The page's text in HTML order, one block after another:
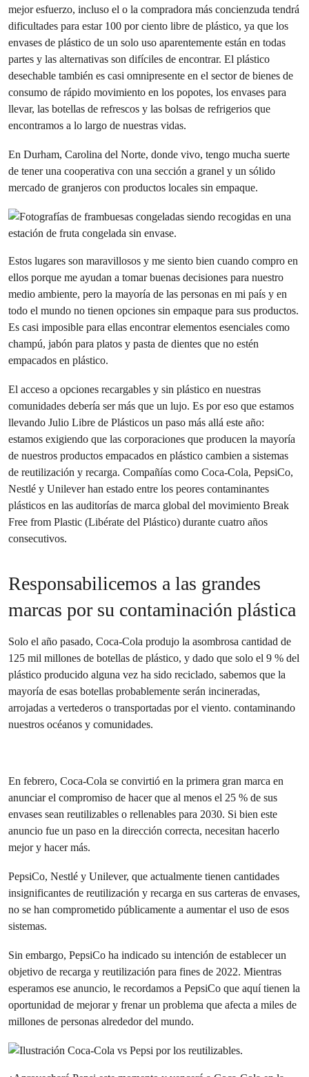
mejor esfuerzo, incluso el o la compradora más concienzuda tendrá
dificultades para estar 100 por ciento libre de plástico, ya que los
envases de plástico de un solo uso aparentemente están en todas
partes y las alternativas son difíciles de encontrar. El plástico
desechable también es casi omnipresente en el sector de bienes de
consumo de rápido movimiento en los popotes, los envases para
llevar, las botellas de refrescos y las bolsas de refrigerios que
encontramos a lo largo de nuestras vidas.
En Durham, Carolina del Norte, donde vivo, tengo mucha suerte
de tener una cooperativa con una sección a granel y un sólido
mercado de granjeros con productos locales sin empaque.
Estos lugares son maravillosos y me siento bien cuando compro en
ellos porque me ayudan a tomar buenas decisiones para nuestro
medio ambiente, pero la mayoría de las personas en mi país y en
todo el mundo no tienen opciones sin empaque para sus productos.
Es casi imposible para ellas encontrar elementos esenciales como
champú, jabón para platos y pasta de dientes que no estén
empacados en plástico.
El acceso a opciones recargables y sin plástico en nuestras
comunidades debería ser más que un lujo. Es por eso que estamos
llevando Julio Libre de Plásticos un paso más allá este año:
estamos exigiendo que las corporaciones que producen la mayoría
de nuestros productos empacados en plástico cambien a sistemas
de reutilización y recarga. Compañías como Coca-Cola, PepsiCo,
Nestlé y Unilever han estado entre los peores contaminantes
plásticos en las auditorías de marca global del movimiento Break
Free from Plastic (Libérate del Plástico) durante cuatro años
consecutivos.
Responsabilicemos a las grandes
marcas por su contaminación plástica
Solo el año pasado, Coca-Cola produjo la asombrosa cantidad de
125 mil millones de botellas de plástico, y dado que solo el 9 % del
plástico producido alguna vez ha sido reciclado, sabemos que la
mayoría de esas botellas probablemente serán incineradas,
arrojadas a vertederos o transportadas por el viento. contaminando
nuestros océanos y comunidades.
En febrero, Coca-Cola se convirtió en la primera gran marca en
anunciar el compromiso de hacer que al menos el 25 % de sus
envases sean reutilizables o rellenables para 2030. Si bien este
anuncio fue un paso en la dirección correcta, necesitan hacerlo
mejor y hacer más.
PepsiCo, Nestlé y Unilever, que actualmente tienen cantidades
insignificantes de reutilización y recarga en sus carteras de envases,
no se han comprometido públicamente a aumentar el uso de esos
sistemas.
Sin embargo, PepsiCo ha indicado su intención de establecer un
objetivo de recarga y reutilización para fines de 2022. Mientras
esperamos ese anuncio, le recordamos a PepsiCo que aquí tienen la
oportunidad de mejorar y frenar un problema que afecta a miles de
millones de personas alrededor del mundo.